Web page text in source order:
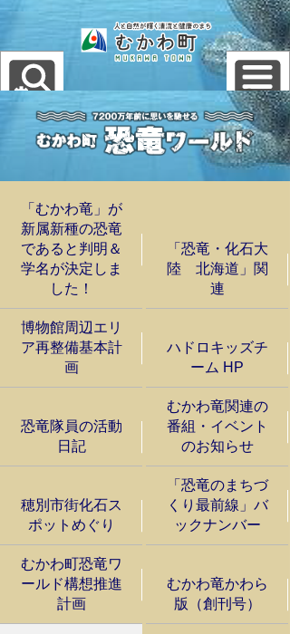
「むかわ竜」が
新属新種の恐竜
であると判明＆
学名が決定しま
した！
「恐竜・化石大
陸 北海道」関
連
博物館周辺エリ
ア再整備基本計
画
ハドロキッズチ
ーム HP
恐竜隊員の活動
日記
むかわ竜関連の
番組・イベント
のお知らせ
穂別市街化石ス
ポットめぐり
「恐竜のまちづ
くり最前線」バ
ックナンバー
むかわ町恐竜ワ
ールド構想推進
計画
むかわ竜かわら
版（創刊号）